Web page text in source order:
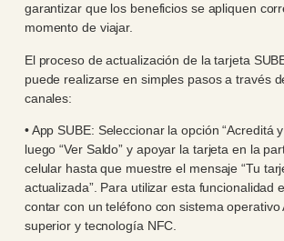
garantizar que los beneficios se apliquen
momento de viajar.
El proceso de actualización de la tarjeta
puede realizarse en simples pasos a través
canales:
• App SUBE: Seleccionar la opción “Acreditá
luego “Ver Saldo” y apoyar la tarjeta en la
celular hasta que muestre el mensaje “Tu
actualizada”. Para utilizar esta funcionalidad
contar con un teléfono con sistema operativo
superior y tecnología NFC.